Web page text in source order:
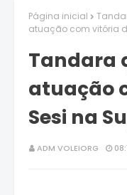
Página inicial
atuação com vitória
Tandara
atuação
Sesi na
ADM VOLEIORG